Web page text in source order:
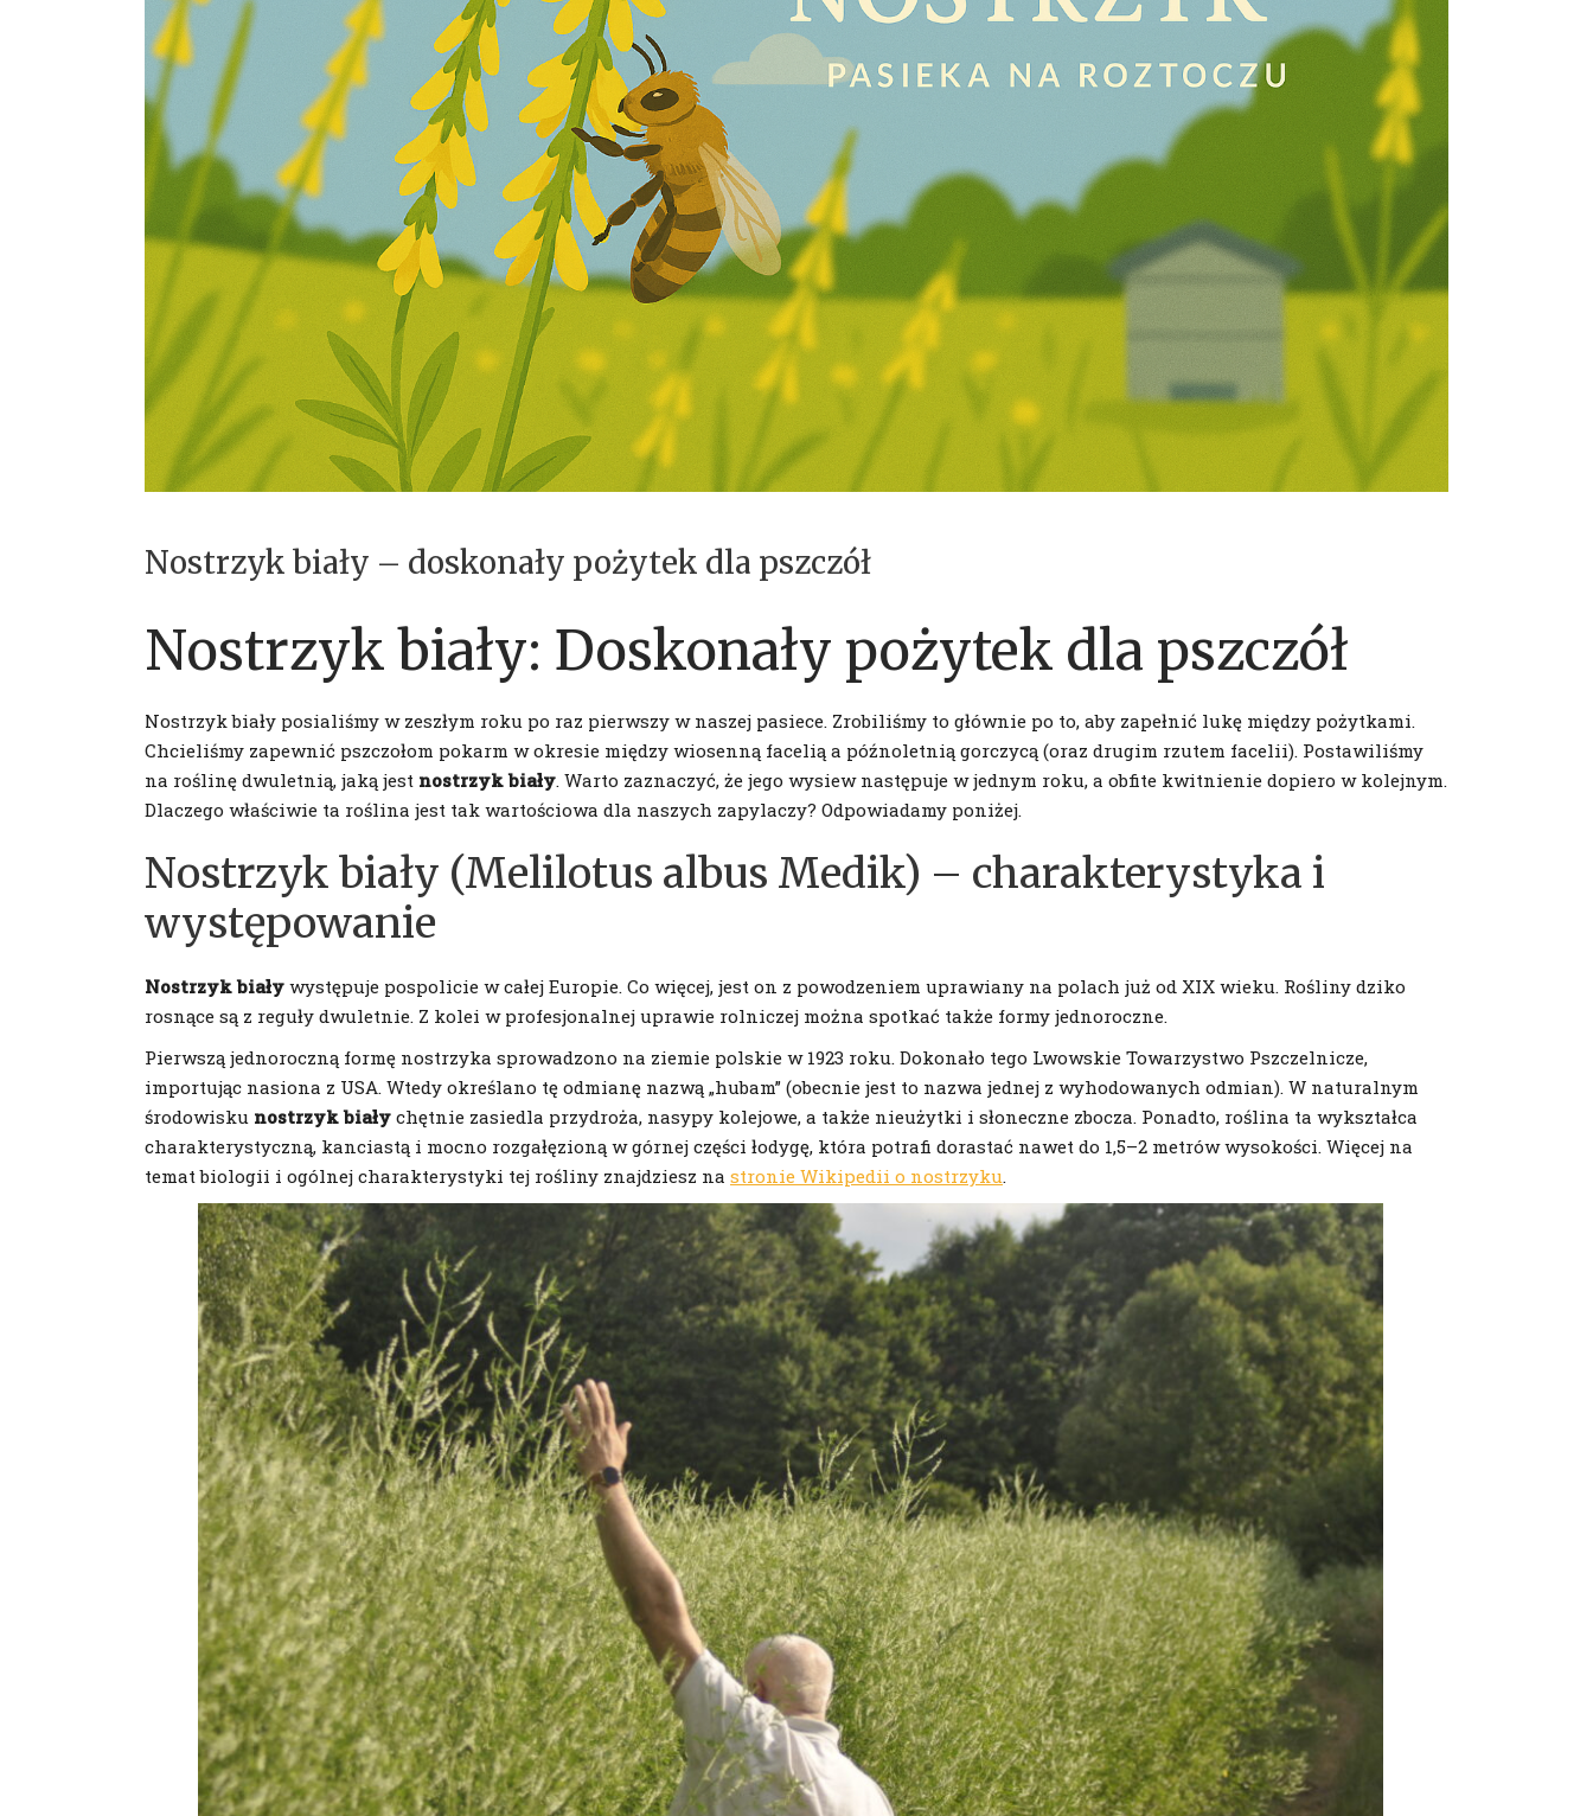
Nostrzyk biały – doskonały pożytek dla pszczół
Nostrzyk biały: Doskonały pożytek dla pszczół
Nostrzyk biały posialiśmy w zeszłym roku po raz pierwszy w naszej pasiece. Zrobiliśmy to głównie po to, aby zapełnić lukę między pożytkami.
Chcieliśmy zapewnić pszczołom pokarm w okresie między wiosenną facelią a późnoletnią gorczycą (oraz drugim rzutem facelii). Postawiliśmy
na roślinę dwuletnią, jaką jest nostrzyk biały. Warto zaznaczyć, że jego wysiew następuje w jednym roku, a obfite kwitnienie dopiero w kolejnym.
Dlaczego właściwie ta roślina jest tak wartościowa dla naszych zapylaczy? Odpowiadamy poniżej.
Nostrzyk biały (Melilotus albus Medik) – charakterystyka i
występowanie
Nostrzyk biały występuje pospolicie w całej Europie. Co więcej, jest on z powodzeniem uprawiany na polach już od XIX wieku. Rośliny dziko
rosnące są z reguły dwuletnie. Z kolei w profesjonalnej uprawie rolniczej można spotkać także formy jednoroczne.
Pierwszą jednoroczną formę nostrzyka sprowadzono na ziemie polskie w 1923 roku. Dokonało tego Lwowskie Towarzystwo Pszczelnicze,
importując nasiona z USA. Wtedy określano tę odmianę nazwą „hubam” (obecnie jest to nazwa jednej z wyhodowanych odmian). W naturalnym
środowisku nostrzyk biały chętnie zasiedla przydroża, nasypy kolejowe, a także nieużytki i słoneczne zbocza. Ponadto, roślina ta wykształca
charakterystyczną, kanciastą i mocno rozgałęzioną w górnej części łodygę, która potrafi dorastać nawet do 1,5–2 metrów wysokości. Więcej na
temat biologii i ogólnej charakterystyki tej rośliny znajdziesz na stronie Wikipedii o nostrzyku.